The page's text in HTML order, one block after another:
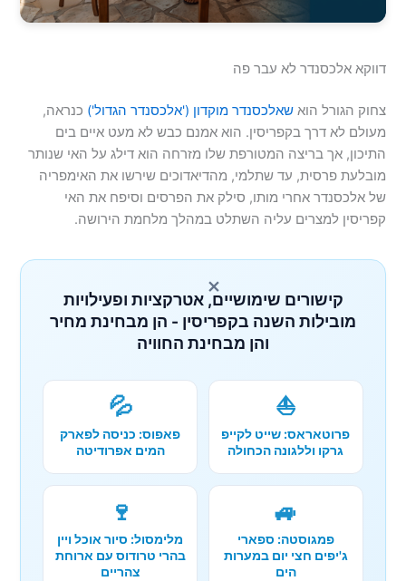
דווקא אלכסנדר לא עבר פה
צחוק הגורל הואשאלכסנדר מוקדון ('אלכסנדר הגדול') כנראה,
מעולם לא דרך בקפריסין. הוא אמנם כבש לא מעט איים בים
התיכון, אך בריצה המטורפת שלו מזרחה הוא דילג על האי שנותר
מובלעת פרסית, עד שתלמי, מהדיאדוכים שירשו את האימפריה
של אלכסנדר אחרי מותו, סילק את הפרסים וסיפח את האי
קפריסין למצרים עליה השתלט במהלך מלחמת הירושה.
×
קישורים שימושיים, אטרקציות ופעילויות
מובילות השנה בקפריסין - הן מבחינת מחיר
והן מבחינת החוויה
⛵
פרוטאראס: שייט לקייפ
גרקו וללגונה הכחולה
💦
פאפוס: כניסה לפארק
המים אפרודיטה
🚙
פמגוסטה: ספארי
ג'יפים חצי יום במערות
הים
🍷
מלימסול: סיור אוכל ויין
בהרי טרודוס עם ארוחת
צהריים